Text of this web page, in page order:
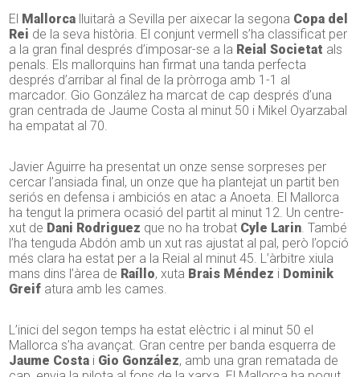
El Mallorca lluitarà a Sevilla per aixecar la segona Copa del
Rei de la seva història. El conjunt vermell s’ha classificat per
a la gran final després d’imposar-se a la Reial Societat als
penals. Els mallorquins han firmat una tanda perfecta
després d’arribar al final de la pròrroga amb 1-1 al
marcador. Gio González ha marcat de cap després d’una
gran centrada de Jaume Costa al minut 50 i Mikel Oyarzabal
ha empatat al 70.
Javier Aguirre ha presentat un onze sense sorpreses per
cercar l’ansiada final, un onze que ha plantejat un partit ben
seriós en defensa i ambiciós en atac a Anoeta. El Mallorca
ha tengut la primera ocasió del partit al minut 12. Un centre-
xut de Dani Rodriguez que no ha trobat Cyle Larin. També
l’ha tenguda Abdón amb un xut ras ajustat al pal, però l’opció
més clara ha estat per a la Reial al minut 45. L’àrbitre xiula
mans dins l’àrea de Raíllo, xuta Brais Méndez i Dominik
Greif atura amb les cames.
L’inici del segon temps ha estat elèctric i al minut 50 el
Mallorca s’ha avançat. Gran centre per banda esquerra de
Jaume Costa i Gio González, amb una gran rematada de